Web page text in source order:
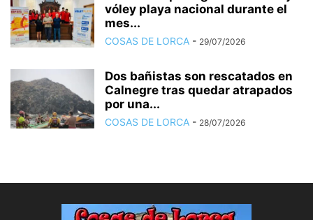
vóley playa nacional durante el
mes...
COSAS DE LORCA - 29/07/2026
Dos bañistas son rescatados en
Calnegre tras quedar atrapados
por una...
COSAS DE LORCA - 28/07/2026